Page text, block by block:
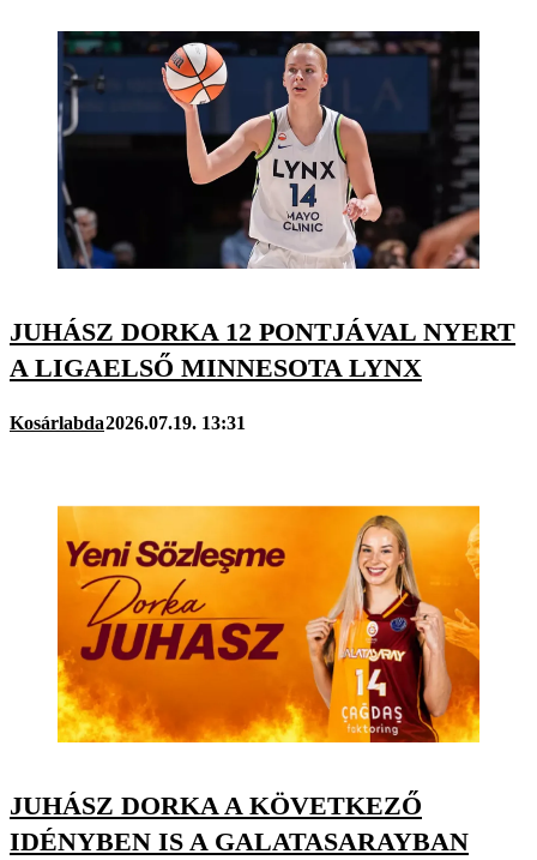
JUHÁSZ DORKA 12 PONTJÁVAL NYERT
A LIGAELSŐ MINNESOTA LYNX
Kosárlabda2026.07.19. 13:31
JUHÁSZ DORKA A KÖVETKEZŐ
IDÉNYBEN IS A GALATASARAYBAN